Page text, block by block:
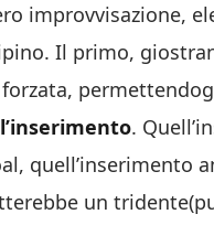
improvvisazione,
Il primo,
l’inserimento.
quell’inserimento
un